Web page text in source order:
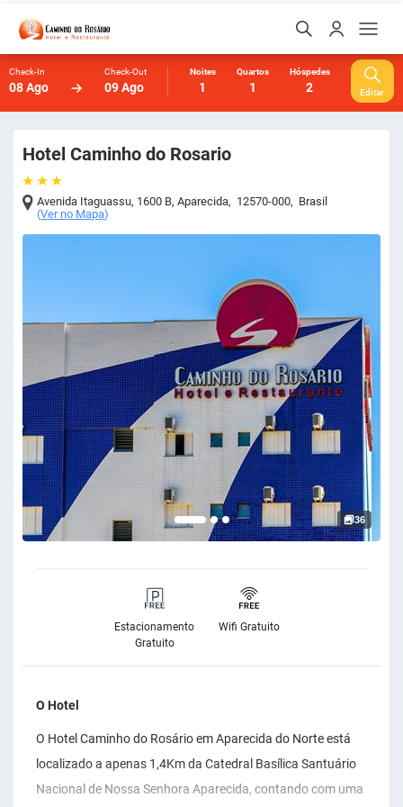
Check-In
08 Ago
Check-Out
09 Ago
Noites
1
Quartos
1
Hóspedes
2 Editar
Hotel Caminho do Rosario
Avenida Itaguassu, 1600 B,Aparecida, 12570-000, Brasil
(Ver no Mapa)
36
Estacionamento
Gratuito
Wifi Gratuito
O Hotel
O Hotel Caminho do Rosário em Aparecida do Norte está
localizado a apenas 1,4Km da Catedral Basílica Santuário
Nacional de Nossa Senhora Aparecida, contando com uma